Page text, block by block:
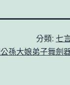
分類: 七
孫大娘弟子舞劍